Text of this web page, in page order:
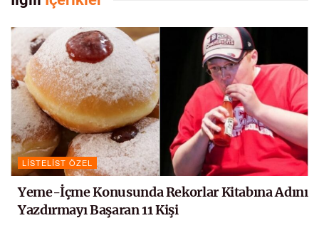
LISTELIST ÖZEL
Yeme-İçme Konusunda Rekorlar Kitabına Adını
Yazdırmayı Başaran 11 Kişi